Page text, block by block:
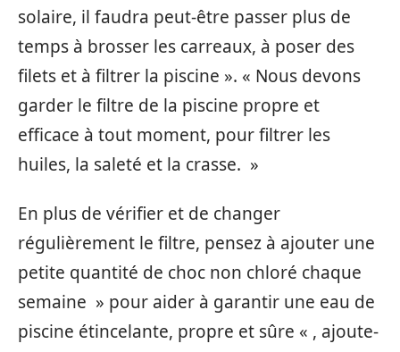
solaire, il faudra peut-être passer plus de
temps à brosser les carreaux, à poser des
filets et à filtrer la piscine ». « Nous devons
garder le filtre de la piscine propre et
efficace à tout moment, pour filtrer les
huiles, la saleté et la crasse. »
En plus de vérifier et de changer
régulièrement le filtre, pensez à ajouter une
petite quantité de choc non chloré chaque
semaine » pour aider à garantir une eau de
piscine étincelante, propre et sûre « , ajoute-